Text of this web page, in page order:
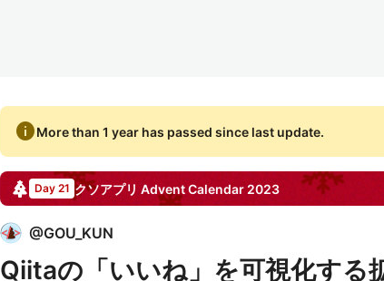
infoMore than 1 year has passed since last update.
Day 21 クソアプリ Advent Calendar 2023
@GOU_KUN
Qiitaの「いいね」を可視化する